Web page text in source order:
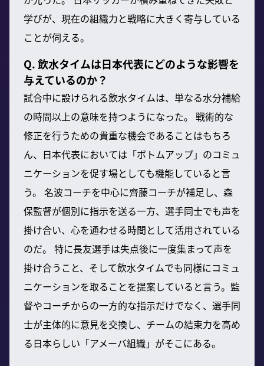
学びが、現在の組織力と戦略に大きく寄与している
ことが伺える。
Q. 飲水タイムは日本代表にどのような影響を
与えているのか？
試合中に設けられる飲水タイムは、単なる水分補給
の時間以上の意味を持つようになった。 戦術的な
修正を行うための貴重な機会であることはもちろ
ん、日本代表においては「ボトムアップ」のコミュ
ニケーションを促す場としても機能していると言
う。 名波コーチを中心に齊藤コーチが補足し、森
保監督が個別に指示を送る一方、選手同士でも声を
掛け合い、心を通わせる時間として活用されている
のだ。 特に長友選手は失点後に一度集まって声を
掛け合うこと、そして飲水タイムでも同様にコミュ
ニケーションを取ることを提案していると言う。監
督やコーチからの一方的な指示だけでなく、選手同
士が主体的に意見を交換し、チームの結束力を高め
る日本らしい「アメーバ組織」がそこにある。